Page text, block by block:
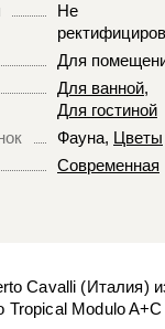
Не
Для
Для ванной,
Для гостиной
Фауна, Цветы
Современная
Cavalli (Италия)
Modulo